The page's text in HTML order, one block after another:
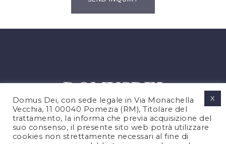
Domus Dei, con sede legale in Via Monachella
Vecchia, 11 00040 Pomezia (RM), Titolare del
trattamento, la informa che previa acquisizione del
suo consenso, il presente sito web potrà utilizzare
cookies non strettamente necessari al fine di
X